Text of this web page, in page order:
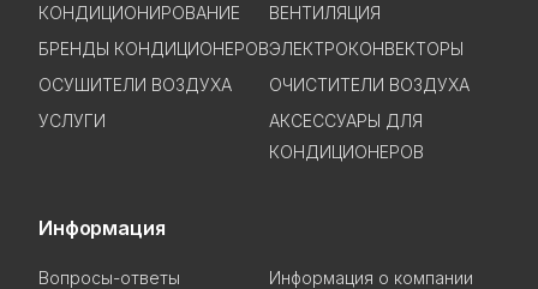
КОНДИЦИОНИРОВАНИЕ
ВЕНТИЛЯЦИЯ
БРЕНДЫ КОНДИЦИОНЕРОВЭЛЕКТРОКОНВЕКТОРЫ
ОСУШИТЕЛИ ВОЗДУХА
ОЧИСТИТЕЛИ ВОЗДУХА
УСЛУГИ
АКСЕССУАРЫ ДЛЯ
КОНДИЦИОНЕРОВ
Информация
Вопросы-ответы
Информация о компании